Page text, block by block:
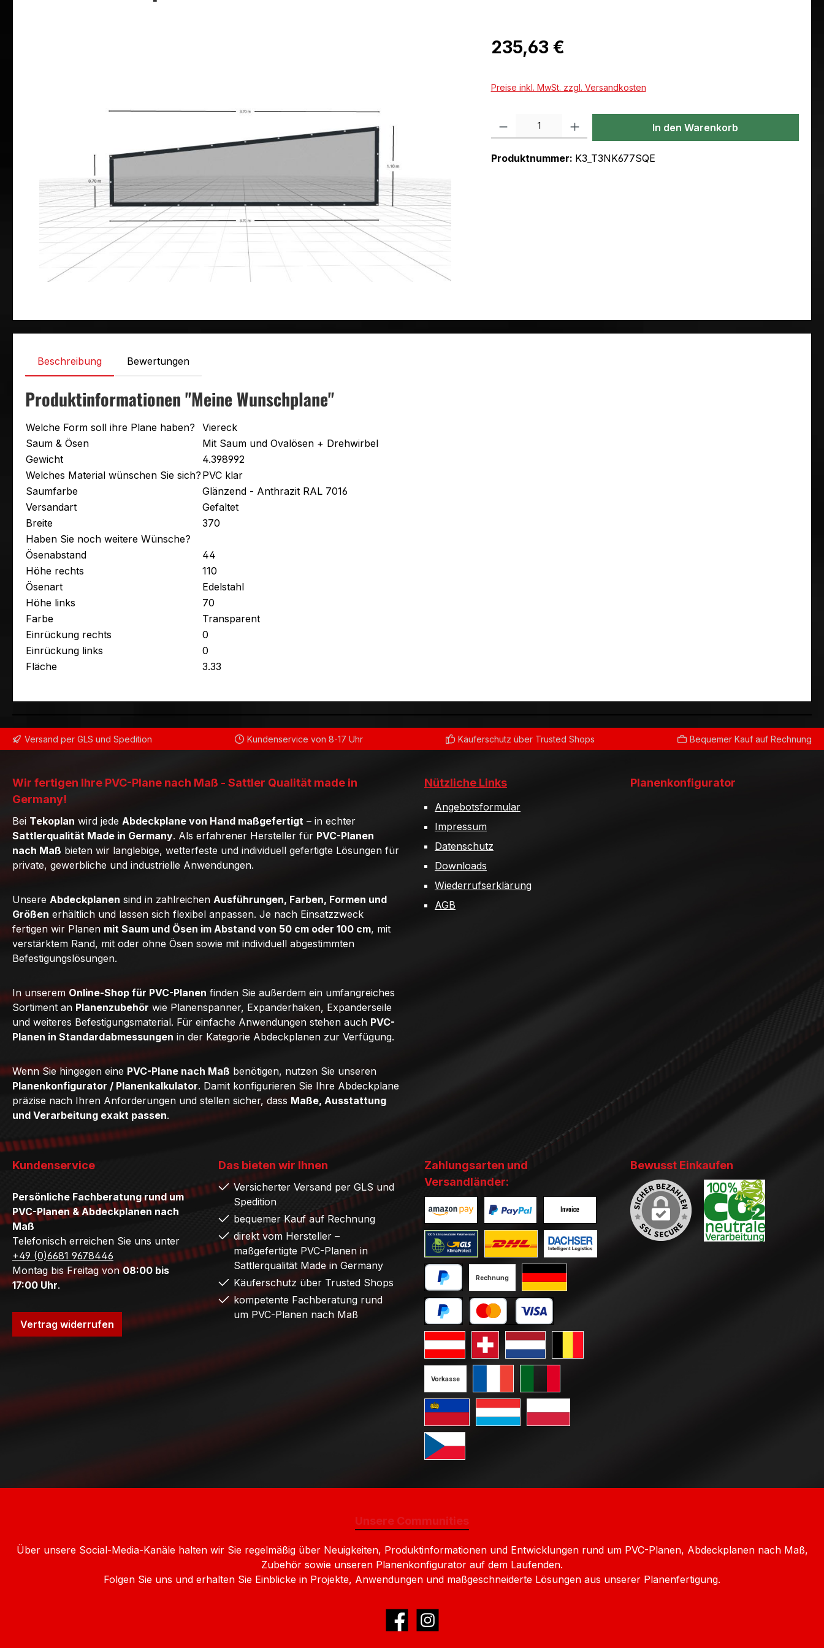
Regulärer Preis:
235,63 €
Preise inkl. MwSt. zzgl. Versandkosten
Produkt Anzahl: Gib den gewünschten Wert ein oder benutze die Schaltflächen
In den Warenkorb
Produktnummer: K3_T3NK677SQE
Beschreibung Bewertungen
Produktinformationen "Meine Wunschplane"
Welche Form soll ihre Plane haben?
Viereck
Saum & Ösen
Mit Saum und Ovalösen + Drehwirbel
Gewicht
4.398992
Welches Material wünschen Sie sich? PVC klar
Saumfarbe
Glänzend - Anthrazit RAL 7016
Versandart
Gefaltet
Breite
370
Haben Sie noch weitere Wünsche?
Ösenabstand
44
Höhe rechts
110
Ösenart
Edelstahl
Höhe links
70
Farbe
Transparent
Einrückung rechts
0
Einrückung links
0
Fläche
3.33
Versand per GLS und Spedition Kundenservice von 8-17 Uhr Käuferschutz über Trusted Shops Bequemer Kauf auf Rechnung
Wir fertigen Ihre PVC-Plane nach Maß - Sattler Qualität made in
Germany!
Bei Tekoplan wird jede Abdeckplane von Hand maßgefertigt – in echter
Sattlerqualität Made in Germany. Als erfahrener Hersteller für PVC-Planen
nach Maß bieten wir langlebige, wetterfeste und individuell gefertigte Lösungen für
private, gewerbliche und industrielle Anwendungen.
Unsere Abdeckplanen sind in zahlreichen Ausführungen, Farben, Formen und
Größen erhältlich und lassen sich flexibel anpassen. Je nach Einsatzzweck
fertigen wir Planen mit Saum und Ösen im Abstand von 50 cm oder 100 cm, mit
verstärktem Rand, mit oder ohne Ösen sowie mit individuell abgestimmten
Befestigungslösungen.
In unserem Online-Shop für PVC-Planen finden Sie außerdem ein umfangreiches
Sortiment an Planenzubehör wie Planenspanner, Expanderhaken, Expanderseile
und weiteres Befestigungsmaterial. Für einfache Anwendungen stehen auch PVC-
Planen in Standardabmessungen in der Kategorie Abdeckplanen zur Verfügung.
Wenn Sie hingegen eine PVC-Plane nach Maß benötigen, nutzen Sie unseren
Planenkonfigurator / Planenkalkulator. Damit konfigurieren Sie Ihre Abdeckplane
präzise nach Ihren Anforderungen und stellen sicher, dass Maße, Ausstattung
und Verarbeitung exakt passen.
Nützliche Links
Angebotsformular
Impressum
Datenschutz
Downloads
Wiederrufserklärung
AGB
Planenkonfigurator
Kundenservice
Persönliche Fachberatung rund um
PVC-Planen & Abdeckplanen nach
Maß
Telefonisch erreichen Sie uns unter
+49 (0)6681 9678446
Montag bis Freitag von08:00 bis
17:00 Uhr.
Vertrag widerrufen
Das bieten wir Ihnen
Versicherter Versand per GLS und
Spedition
bequemer Kauf auf Rechnung
direkt vom Hersteller –
maßgefertigte PVC-Planen in
Sattlerqualität Made in Germany
Käuferschutz über Trusted Shops
kompetente Fachberatung rund
um PVC-Planen nach Maß
Zahlungsarten und
Versandländer:
PayPal
Rechnung
Später bezahlenKredit- oder Debitkarte
Vorkasse
Benutzerdefiniertes Bild 1Benutzerdefiniertes Bild 2Benutzerdefiniertes Bild 3
Standard GLS Versand
Standard GLS Versand Österreich
Standard GLS Versand Schweiz
Standard GLS Versand Niederlande
Standard GLS Versand Belgien
Standard GLS Versand Frankreich
Standard GLS Versand Italien
Standard GLS Versand Liechtenstein
Benutzerdefiniertes Bild 1Benutzerdefiniertes Bild 2Benutzerdefiniertes Bild 3
Bewusst Einkaufen
Unsere Communities
Über unsere Social-Media-Kanäle halten wir Sie regelmäßig über Neuigkeiten, Produktinformationen und Entwicklungen rund um PVC-Planen, Abdeckplanen nach Maß,
Zubehör sowie unseren Planenkonfigurator auf dem Laufenden.
Folgen Sie uns und erhalten Sie Einblicke in Projekte, Anwendungen und maßgeschneiderte Lösungen aus unserer Planenfertigung.
FacebookInstagram